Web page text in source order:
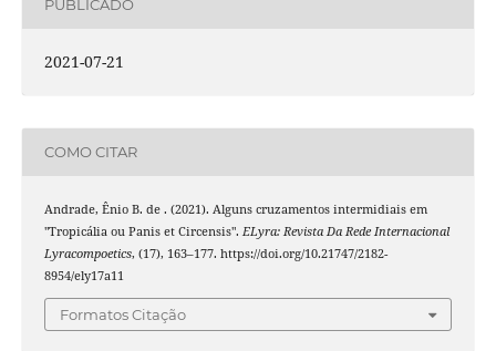
PUBLICADO
2021-07-21
COMO CITAR
Andrade, Ênio B. de . (2021). Alguns cruzamentos intermidiais em
"Tropicália ou Panis et Circensis". ELyra: Revista Da Rede Internacional
Lyracompoetics, (17), 163–177. https://doi.org/10.21747/2182-
8954/ely17a11
Formatos Citação